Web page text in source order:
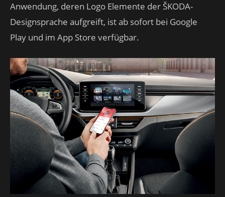
Anwendung, deren Logo Elemente der ŠKODA-
Designsprache aufgreift, ist ab sofort bei Google
Play und im App Store verfügbar.